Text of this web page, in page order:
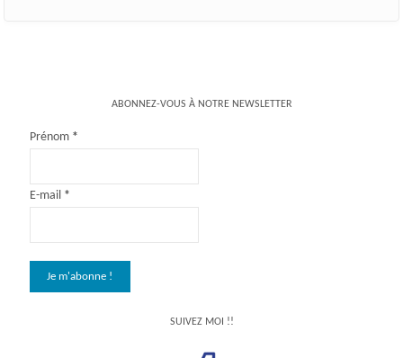
ABONNEZ-VOUS À NOTRE NEWSLETTER
Prénom *
E-mail *
SUIVEZ MOI !!